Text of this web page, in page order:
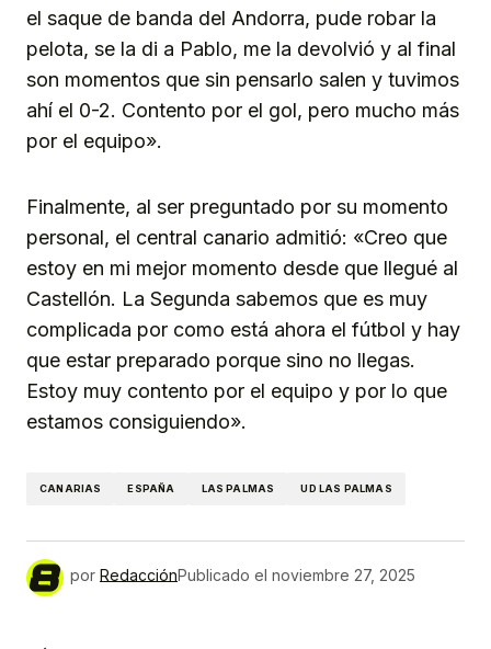
el saque de banda del Andorra, pude robar la
pelota, se la di a Pablo, me la devolvió y al final
son momentos que sin pensarlo salen y tuvimos
ahí el 0-2. Contento por el gol, pero mucho más
por el equipo».
Finalmente, al ser preguntado por su momento
personal, el central canario admitió: «Creo que
estoy en mi mejor momento desde que llegué al
Castellón. La Segunda sabemos que es muy
complicada por como está ahora el fútbol y hay
que estar preparado porque sino no llegas.
Estoy muy contento por el equipo y por lo que
estamos consiguiendo».
CANARIAS ESPAÑA LAS PALMAS UD LAS PALMAS
por RedacciónPublicado el noviembre 27, 2025